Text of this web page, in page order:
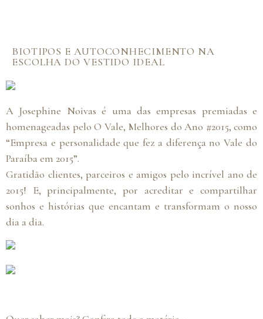
A Josephine Noivas é uma das empresas premiadas e
homenageadas pelo O Vale, Melhores do Ano #2015, como
“Empresa e personalidade que fez a diferença no Vale do
Paraíba em 2015”.
Gratidão clientes, parceiros e amigos pelo incrível ano de
2015! E, principalmente, por acreditar e compartilhar
sonhos e histórias que encantam e transformam o nosso
dia a dia.
BIOTIPOS E AUTOCONHECIMENTO NA
ESCOLHA DO VESTIDO IDEAL